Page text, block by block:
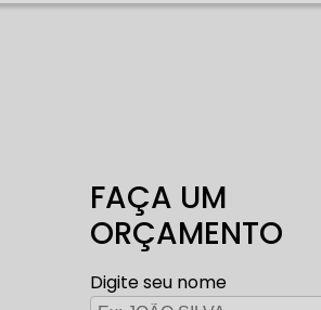
FAÇA UM
ORÇAMENTO
Digite seu nome